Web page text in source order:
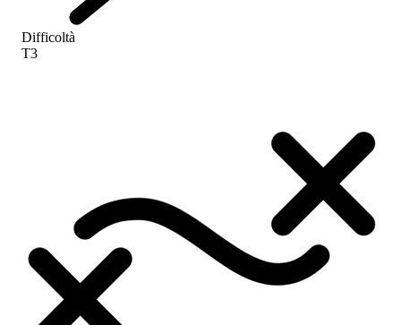
Difficoltà
T3